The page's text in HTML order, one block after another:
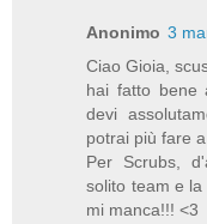
Anonimo 3
Ciao Gioia,
hai fatto bene
devi
potrai più fare
Per Scrubs,
solito team e
mi manca!!! <3